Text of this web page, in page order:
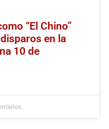
“El Chino”
en la
10 de